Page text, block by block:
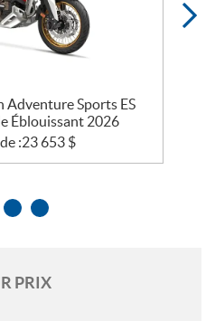
Adventure Sports ES
Éblouissant 2026
:23 653 $
PRIX